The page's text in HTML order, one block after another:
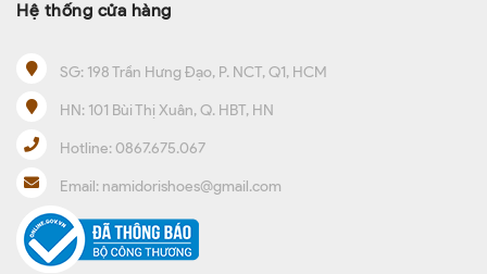
Hệ thống cửa hàng
SG: 198 Trần Hưng Đạo, P. NCT, Q1, HCM
HN: 101 Bùi Thị Xuân, Q. HBT, HN
Hotline:0867.675.067
Email: namidorishoes@gmail.com